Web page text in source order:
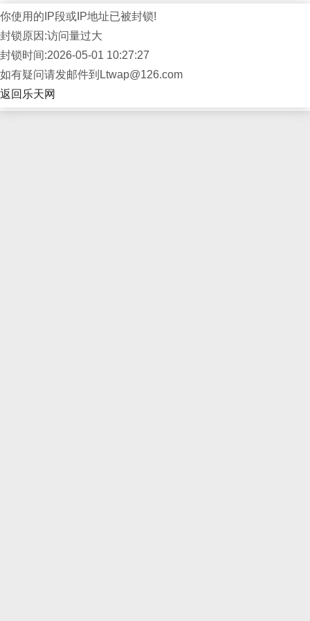
你使用的IP段或IP地址已被封锁!
封锁原因:访问量过大
封锁时间:2026-05-01 10:27:27
如有疑问请发邮件到Ltwap@126.com
返回乐天网